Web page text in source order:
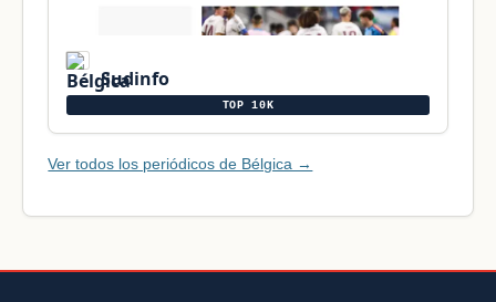
Sudinfo
TOP 10K
Ver todos los periódicos de Bélgica →